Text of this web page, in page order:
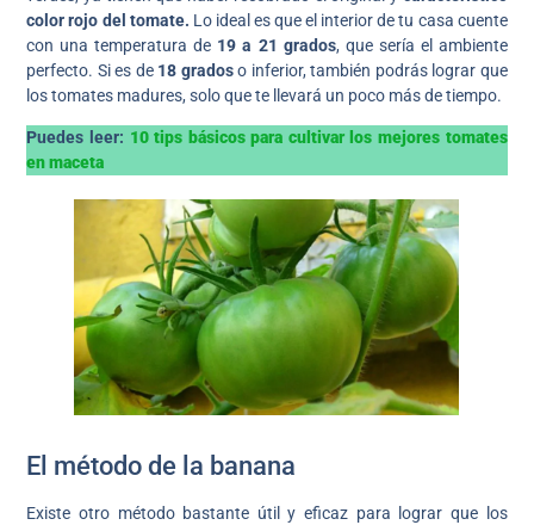
color rojo del tomate. Lo ideal es que el interior de tu casa cuente
con una temperatura de 19 a 21 grados, que sería el ambiente
perfecto. Si es de18 gradoso inferior, también podrás lograr que
los tomates madures, solo que te llevará un poco más de tiempo.
Puedes leer: 10 tips básicos para cultivar los mejores tomates
en maceta
El método de la banana
Existe otro método bastante útil y eficaz para lograr que los